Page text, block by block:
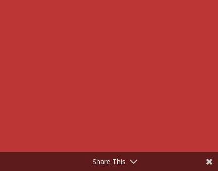
Share This